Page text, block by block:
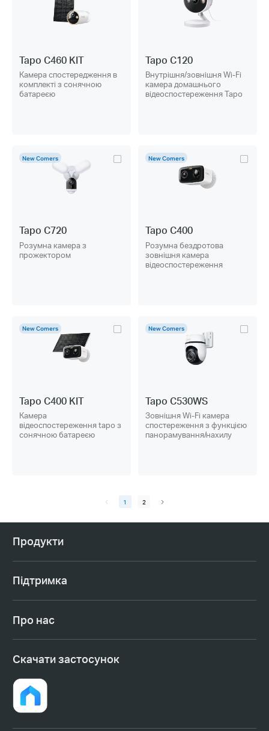
Tapo C460 KIT
Камера спостередження в
комплекті з сонячною
батареєю
Tapo C120
Внутрішня/зовнішня Wi-Fi
камера домашнього
відеоспостереження Tapo
New Comers
Tapo C720
Розумна камера з
прожектором
New Comers
Tapo C400
Розумна бездротова
зовнішня камера
відеоспостереження
New Comers
Tapo C400 KIT
Камера
відеоспостереження tapo з
сонячною батареєю
New Comers
Tapo C530WS
Зовнішня Wi-Fi камера
спостереження з функцією
панорамування/нахилу
1 2
Продукти
Підтримка
Про нас
Cкачати застосунок